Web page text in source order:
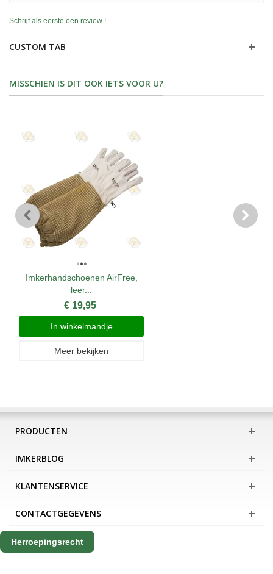
Schrijf als eerste een review !
CUSTOM TAB
MISSCHIEN IS DIT OOK IETS VOOR U?
Imkerhandschoenen AirFree,
leer...
€ 19,95
In winkelmandje
Meer bekijken
PRODUCTEN
IMKERBLOG
KLANTENSERVICE
CONTACTGEGEVENS
Herroepingsrecht